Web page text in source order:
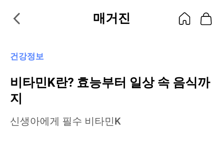
매거진
건강정보
비타민K란? 효능부터 일상 속 음식까
지
신생아에게 필수 비타민K